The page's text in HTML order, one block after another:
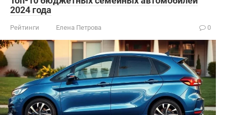
2024 года
Рейтинги Елена Петрова 0